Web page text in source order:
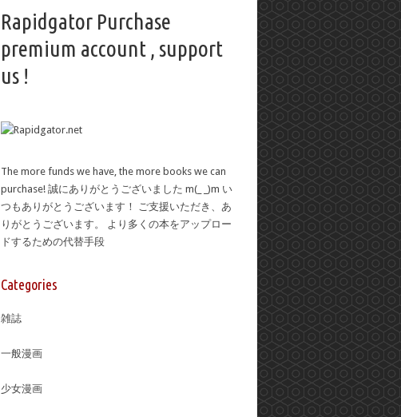
Rapidgator Purchase
premium account , support
us !
The more funds we have, the more books we can
purchase! 誠にありがとうございました m(_ _)m い
つもありがとうございます！ ご支援いただき、あ
りがとうございます。 より多くの本をアップロー
ドするための代替手段
Categories
雑誌
一般漫画
少女漫画